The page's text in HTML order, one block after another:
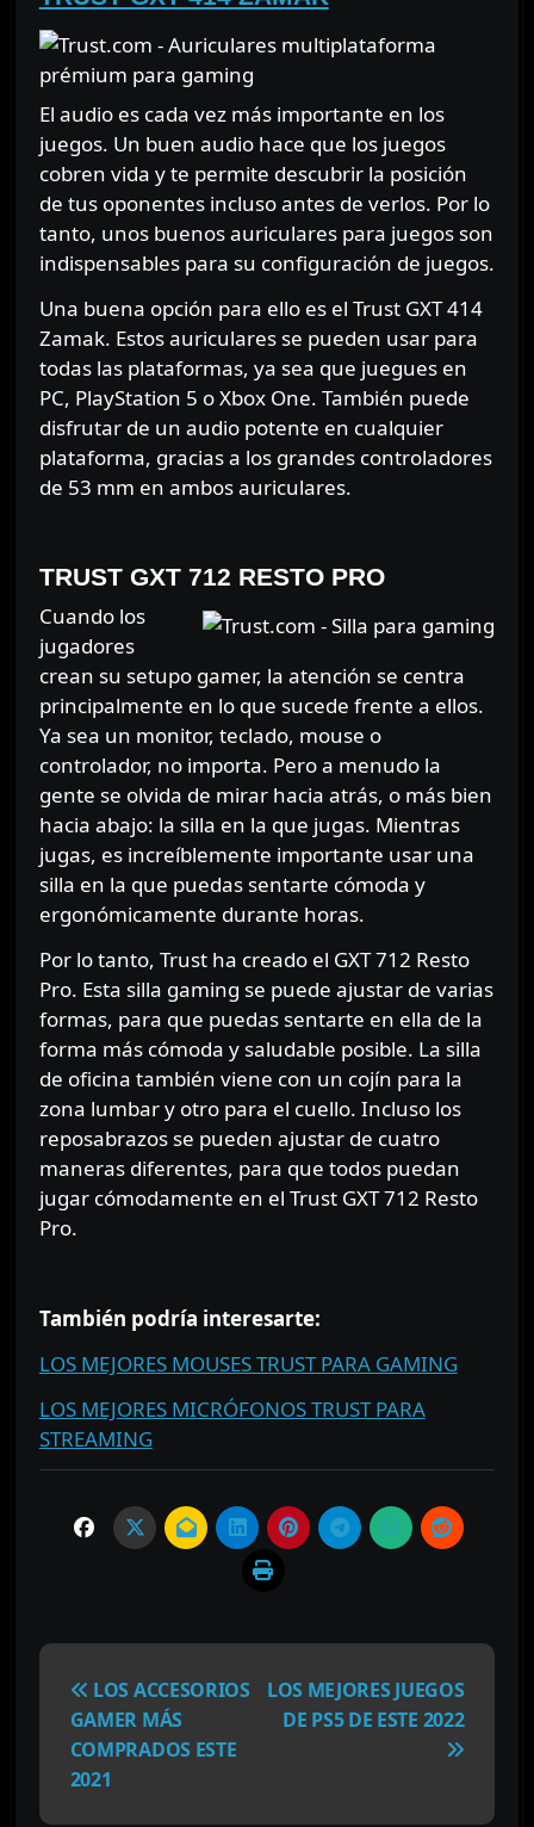
El audio es cada vez más importante en los
juegos. Un buen audio hace que los juegos
cobren vida y te permite descubrir la posición
de tus oponentes incluso antes de verlos. Por lo
tanto, unos buenos auriculares para juegos son
indispensables para su configuración de juegos.
Una buena opción para ello es el Trust GXT 414
Zamak. Estos auriculares se pueden usar para
todas las plataformas, ya sea que juegues en
PC, PlayStation 5 o Xbox One. También puede
disfrutar de un audio potente en cualquier
plataforma, gracias a los grandes controladores
de 53 mm en ambos auriculares.
TRUST GXT 712 RESTO PRO
Cuando los
jugadores
crean su setupo gamer, la atención se centra
principalmente en lo que sucede frente a ellos.
Ya sea un monitor, teclado, mouse o
controlador, no importa. Pero a menudo la
gente se olvida de mirar hacia atrás, o más bien
hacia abajo: la silla en la que jugas. Mientras
jugas, es increíblemente importante usar una
silla en la que puedas sentarte cómoda y
ergonómicamente durante horas.
Por lo tanto, Trust ha creado el GXT 712 Resto
Pro. Esta silla gaming se puede ajustar de varias
formas, para que puedas sentarte en ella de la
forma más cómoda y saludable posible. La silla
de oficina también viene con un cojín para la
zona lumbar y otro para el cuello. Incluso los
reposabrazos se pueden ajustar de cuatro
maneras diferentes, para que todos puedan
jugar cómodamente en el Trust GXT 712 Resto
Pro.
También podría interesarte:
LOS MEJORES MOUSES TRUST PARA GAMING
LOS MEJORES MICRÓFONOS TRUST PARA
STREAMING
N
LOS ACCESORIOS
GAMER MÁS
COMPRADOS ESTE
2021
LOS MEJORES JUEGOS
DE PS5 DE ESTE 2022